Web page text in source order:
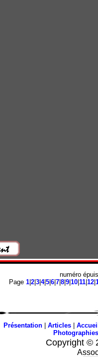
numéro
Page 1| 2| 3| 4|5| 6| 7| 8| 9| 10| 11| 12|
Présentation| Articles|
Photographies
Copyright ©